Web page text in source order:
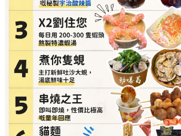
詳細地址：葵涌廣場 3 樓 89B
貓麵（必食冷麵，酸辣自選配料勁開
必點推介： 手撕雞拌麵、自
詳細地址：葵涌廣場 3 樓 Top
舖